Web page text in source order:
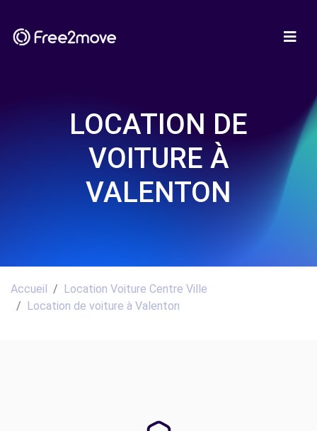
LOCATION DE
VOITURE À
VALENTON
Accueil
Location Voiture Centre Ville
Location de voiture à Valenton